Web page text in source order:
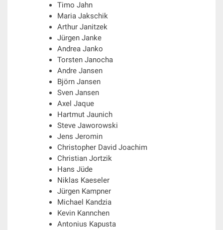
Timo Jahn
Maria Jakschik
Arthur Janitzek
Jürgen Janke
Andrea Janko
Torsten Janocha
Andre Jansen
Björn Jansen
Sven Jansen
Axel Jaque
Hartmut Jaunich
Steve Jaworowski
Jens Jeromin
Christopher David Joachim
Christian Jortzik
Hans Jüde
Niklas Kaeseler
Jürgen Kampner
Michael Kandzia
Kevin Kannchen
Antonius Kapusta